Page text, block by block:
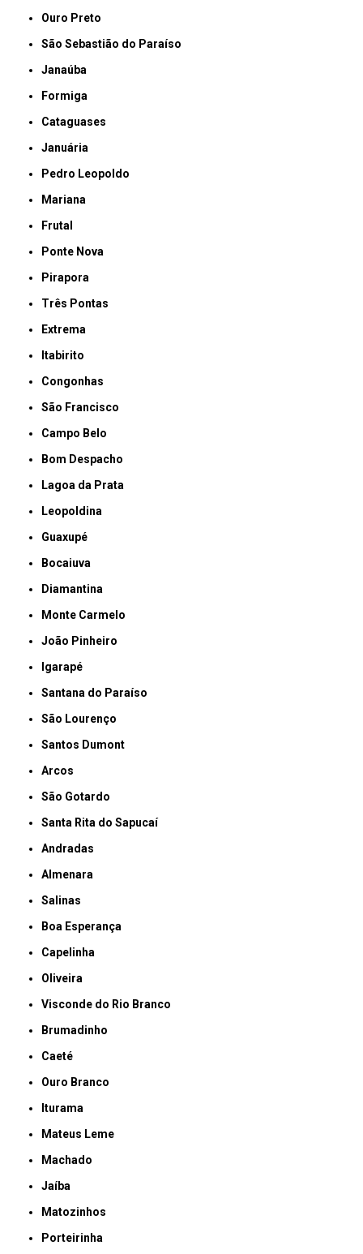
Ouro Preto
São Sebastião do Paraíso
Janaúba
Formiga
Cataguases
Januária
Pedro Leopoldo
Mariana
Frutal
Ponte Nova
Pirapora
Três Pontas
Extrema
Itabirito
Congonhas
São Francisco
Campo Belo
Bom Despacho
Lagoa da Prata
Leopoldina
Guaxupé
Bocaiuva
Diamantina
Monte Carmelo
João Pinheiro
Igarapé
Santana do Paraíso
São Lourenço
Santos Dumont
Arcos
São Gotardo
Santa Rita do Sapucaí
Andradas
Almenara
Salinas
Boa Esperança
Capelinha
Oliveira
Visconde do Rio Branco
Brumadinho
Caeté
Ouro Branco
Iturama
Mateus Leme
Machado
Jaíba
Matozinhos
Porteirinha